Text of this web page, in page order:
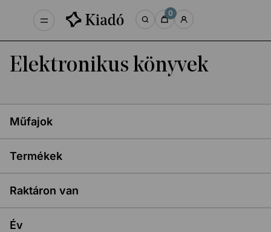
0
Elektronikus könyvek
Műfajok
Termékek
Raktáron van
Év